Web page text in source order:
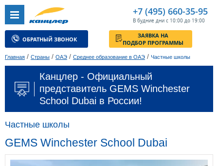
+7 (495) 660-35-95
В будние дни с 10:00 до 19:00
ОБРАТНЫЙ ЗВОНОК
ЗАЯВКА НА
ПОДБОР ПРОГРАММЫ
Главная / Страны / ОАЭ / Среднее образование в ОАЭ / Частные школы
Канцлер - Официальный
представитель GEMS Winchester
School Dubai в России!
Частные школы
GEMS Winchester School Dubai